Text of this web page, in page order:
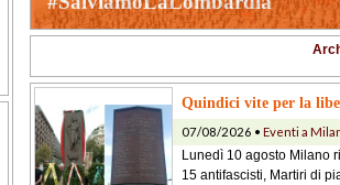
Quindici vite per la
07/08/2026 • Eventi a
Lunedì 10 agosto Milano
15 antifascisti, Martiri di